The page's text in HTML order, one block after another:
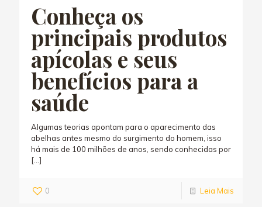
Conheça os
principais produtos
apícolas e seus
benefícios para a
saúde
Algumas teorias apontam para o aparecimento das
abelhas antes mesmo do surgimento do homem, isso
há mais de 100 milhões de anos, sendo conhecidas por
[…]
0 Leia Mais